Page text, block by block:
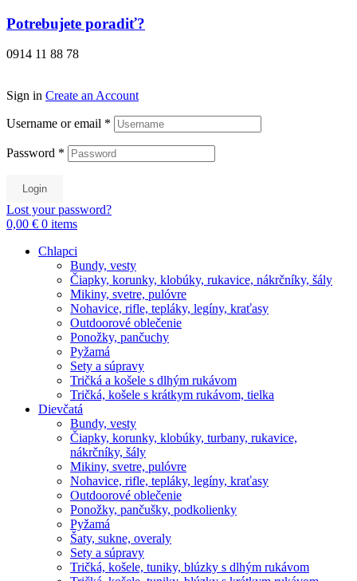
Preskočiť
obsah
Potrebujete poradiť?
0914 11 88 78
Sign in Create an Account
Username or email *
Password *
Login
Lost your password?
0,00 € 0 items
Chlapci
Bundy, vesty
Čiapky, korunky, klobúky, rukavice, nákrčníky, šály
Mikiny, svetre, pulóvre
Nohavice, rifle, tepláky, legíny, kraťasy
Outdoorové oblečenie
Ponožky, pančuchy
Pyžamá
Sety a súpravy
Tričká a košele s dlhým rukávom
Tričká, košele s krátkym rukávom, tielka
Dievčatá
Bundy, vesty
Čiapky, korunky, klobúky, turbany, rukavice,
nákrčníky, šály
Mikiny, svetre, pulóvre
Nohavice, rifle, tepláky, legíny, kraťasy
Outdoorové oblečenie
Ponožky, pančušky, podkolienky
Pyžamá
Šaty, sukne, overaly
Sety a súpravy
Tričká, košele, tuniky, blúzky s dlhým rukávom